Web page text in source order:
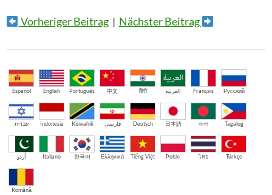
Vorheriger Beitrag| Nächster Beitrag
Español English Português 中文 हिंदी العربية Français Русский
עברית Indonesia Kiswahili فارسی Deutsch 日本語 বাংলা Tagalog
اُردو Italiano 한국어 Ελληνικά Tiếng Việt Polski ไทย Türkçe
Română